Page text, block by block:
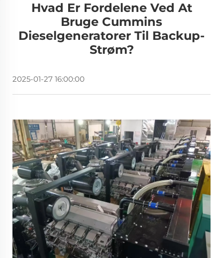
Hvad Er Fordelene Ved At
Bruge Cummins
Dieselgeneratorer Til Backup-
Strøm?
2025-01-27 16:00:00